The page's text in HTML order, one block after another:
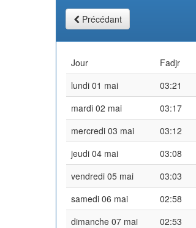
Précédant
Jour Fadjr
lundi 01 mai
03:21
mardi 02 mai
03:17
mercredi 03 mai
03:12
jeudi 04 mai
03:08
vendredi 05 mai
03:03
samedi 06 mai
02:58
dimanche 07 mai
02:53